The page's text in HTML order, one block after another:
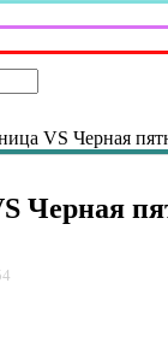
VS Черная
Черная